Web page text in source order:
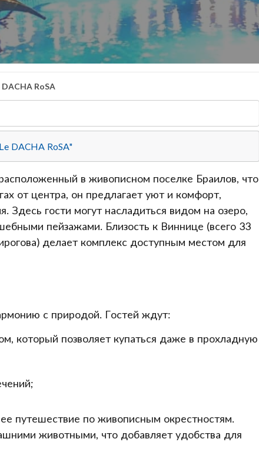
DACHA RoSA
DACHA RoSA"
в живописном поселке Браилов, что
от центра, он предлагает уют и комфорт,
Здесь гости могут насладиться видом на озеро,
пейзажами. Близость к Виннице (всего 33
делает комплекс доступным местом для
с природой. Гостей ждут:
который позволяет купаться даже в прохладную
путешествие по живописным окрестностям.
животными, что добавляет удобства для